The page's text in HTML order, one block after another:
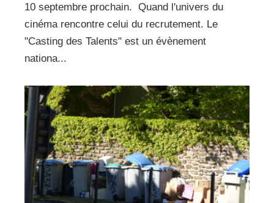
10 septembre prochain. Quand l'univers du
cinéma rencontre celui du recrutement. Le
"Casting des Talents" est un évènement
nationa...